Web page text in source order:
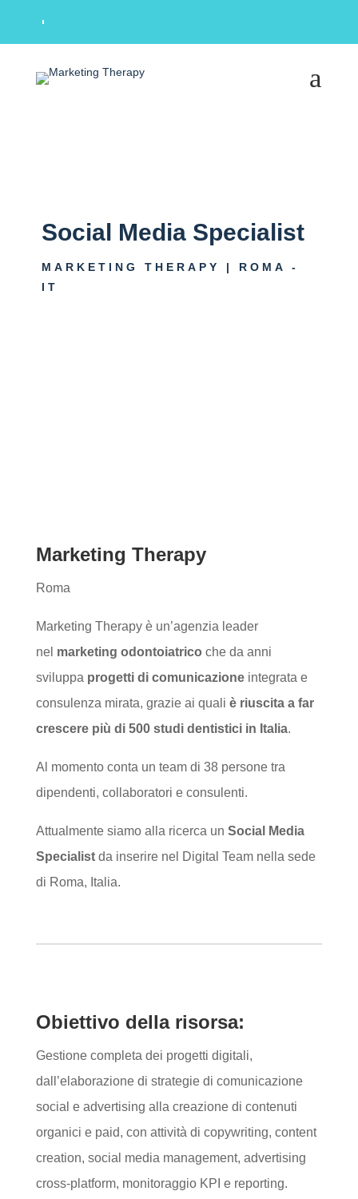
a
Social Media Specialist
MARKETING THERAPY | ROMA -
IT
Marketing Therapy
Roma
Marketing Therapy è un’agenzia leader
nel marketing odontoiatrico che da anni
sviluppa progetti di comunicazioneintegrata e
consulenza mirata, grazie ai quali è riuscita a far
crescere più di 500 studi dentistici in Italia.
Al momento conta un team di 38 persone tra
dipendenti, collaboratori e consulenti.
Attualmente siamo alla ricerca un Social Media
Specialistda inserire nel Digital Team nella sede
di Roma, Italia.
Obiettivo della risorsa:
Gestione completa dei progetti digitali,
dall’elaborazione di strategie di comunicazione
social e advertising alla creazione di contenuti
organici e paid, con attività di copywriting, content
creation, social media management, advertising
cross-platform, monitoraggio KPI e reporting.